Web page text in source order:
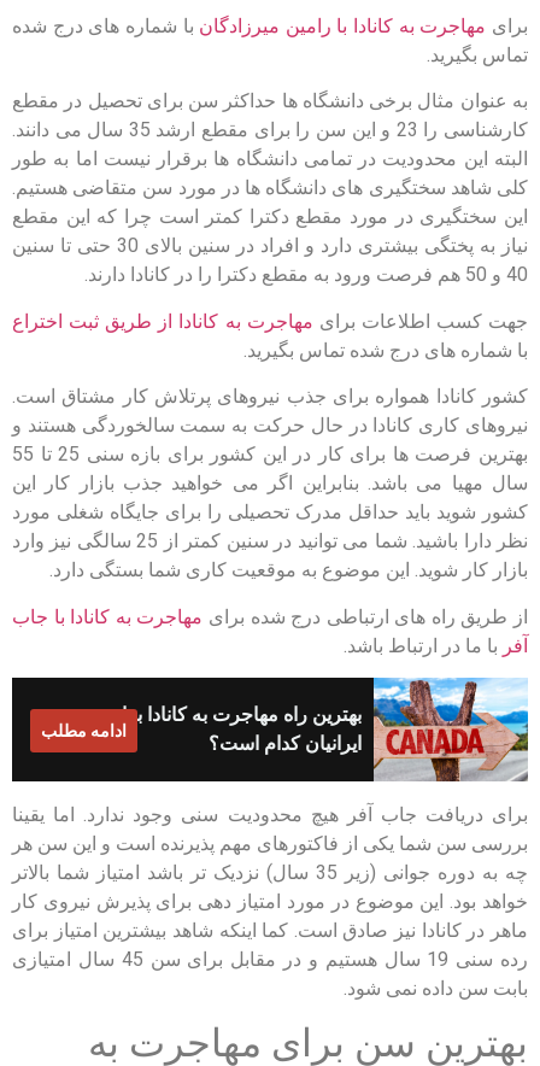
برای مهاجرت به کانادا با رامین میرزادگان با شماره های درج شده
تماس بگیرید.
به عنوان مثال برخی دانشگاه ها حداکثر سن برای تحصیل در مقطع
کارشناسی را 23 و این سن را برای مقطع ارشد 35 سال می دانند.
البته این محدودیت در تمامی دانشگاه ها برقرار نیست اما به طور
کلی شاهد سختگیری های دانشگاه ها در مورد سن متقاضی هستیم.
این سختگیری در مورد مقطع دکترا کمتر است چرا که این مقطع
نیاز به پختگی بیشتری دارد و افراد در سنین بالای 30 حتی تا سنین
40 و 50 هم فرصت ورود به مقطع دکترا را در کانادا دارند.
جهت کسب اطلاعات برای مهاجرت به کانادا از طریق ثبت اختراع
با شماره های درج شده تماس بگیرید.
کشور کانادا همواره برای جذب نیروهای پرتلاش کار مشتاق است.
نیروهای کاری کانادا در حال حرکت به سمت سالخوردگی هستند و
بهترین فرصت ها برای کار در این کشور برای بازه سنی 25 تا 55
سال مهیا می باشد. بنابراین اگر می خواهید جذب بازار کار این
کشور شوید باید حداقل مدرک تحصیلی را برای جایگاه شغلی مورد
نظر دارا باشید. شما می توانید در سنین کمتر از 25 سالگی نیز وارد
بازار کار شوید. این موضوع به موقعیت کاری شما بستگی دارد.
از طریق راه های ارتباطی درج شده برای مهاجرت به کانادا با جاب
آفر با ما در ارتباط باشد.
بهترین راه مهاجرت به کانادا برای
ایرانیان کدام است؟
ادامه مطلب
برای دریافت جاب آفر هیچ محدودیت سنی وجود ندارد. اما یقینا
بررسی سن شما یکی از فاکتورهای مهم پذیرنده است و این سن هر
چه به دوره جوانی (زیر 35 سال) نزدیک تر باشد امتیاز شما بالاتر
خواهد بود. این موضوع در مورد امتیاز دهی برای پذیرش نیروی کار
ماهر در کانادا نیز صادق است. کما اینکه شاهد بیشترین امتیاز برای
رده سنی 19 سال هستیم و در مقابل برای سن 45 سال امتیازی
بابت سن داده نمی شود.
بهترین سن برای مهاجرت به